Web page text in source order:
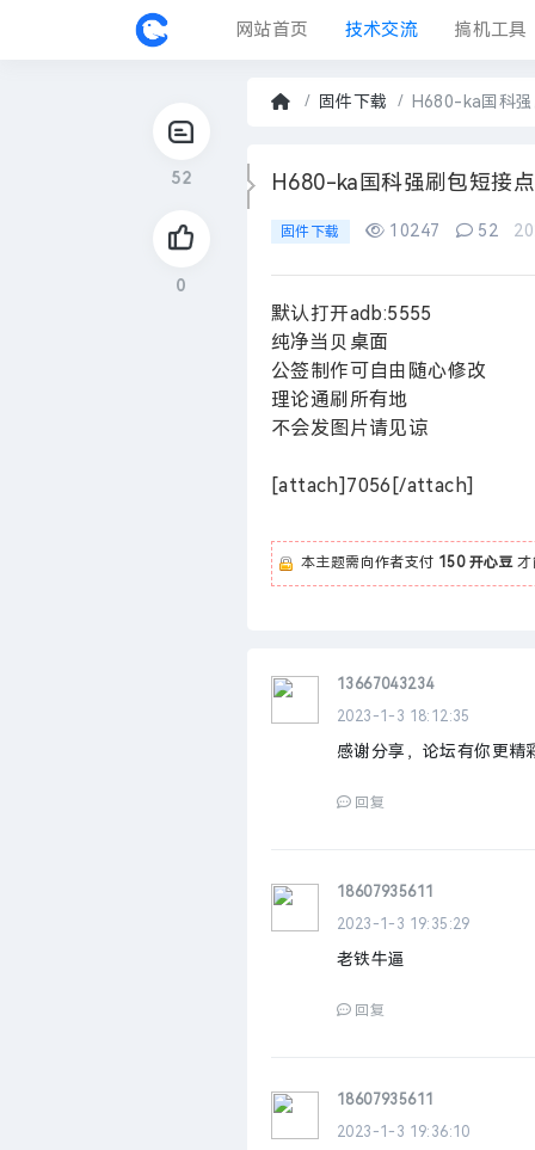
网站首页 技术交流 搞机工具
固件中心
52
0
页
固件下载
›
H680-ka国科
H680-ka国科强刷包短接
固件下载 10247 52
默认打开adb:5555
纯净当贝桌面
公签制作可自由随心修改
理论通刷所有地
不会发图片请见谅
[attach]7056[/attach]
本主题需向作者支付 150 开心豆才
13667043234
2023-1-3 18:12:35
感谢分享，论坛有你更精
回复
18607935611
2023-1-3 19:35:29
老铁牛逼
回复
18607935611
2023-1-3 19:36:10